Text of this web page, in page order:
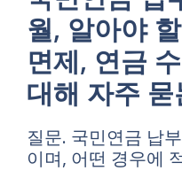
월, 알아야
면제, 연금
대해 자주
질문. 국민연금 납
이며, 어떤 경우에